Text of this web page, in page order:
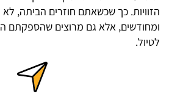
הזוויות. כך שכשאתם חוזרים הביתה,
ומחודשים, אלא גם מרוצים שהספקתם
לטיול.